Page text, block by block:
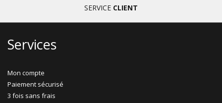
SERVICE CLIENT
Services
Mon compte
Paiement sécurisé
3 fois sans frais